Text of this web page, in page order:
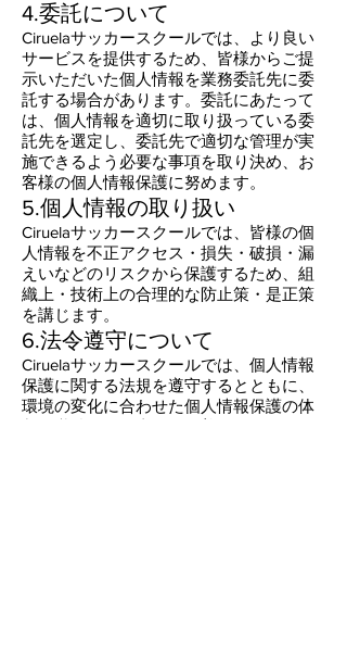
4.委託について
Ciruelaサッカースクールでは、より良い
サービスを提供するため、皆様からご提
示いただいた個人情報を業務委託先に委
託する場合があります。委託にあたって
は、個人情報を適切に取り扱っている委
託先を選定し、委託先で適切な管理が実
施できるよう必要な事項を取り決め、お
客様の個人情報保護に努めます。
5.個人情報の取り扱い
Ciruelaサッカースクールでは、皆様の個
人情報を不正アクセス・損失・破損・漏
えいなどのリスクから保護するため、組
織上・技術上の合理的な防止策・是正策
を講じます。
6.法令遵守について
Ciruelaサッカースクールでは、個人情報
保護に関する法規を遵守するとともに、
環境の変化に合わせた個人情報保護の体